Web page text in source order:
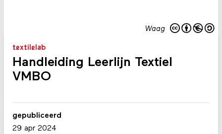
Waag
textilelab
Handleiding Leerlijn Textiel
VMBO
gepubliceerd
29 apr 2024